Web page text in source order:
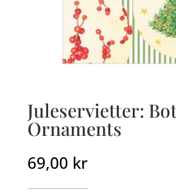
Juleservietter:
Ornaments
69,00 kr